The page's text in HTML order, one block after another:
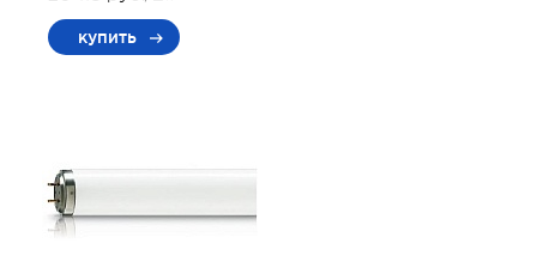
купить